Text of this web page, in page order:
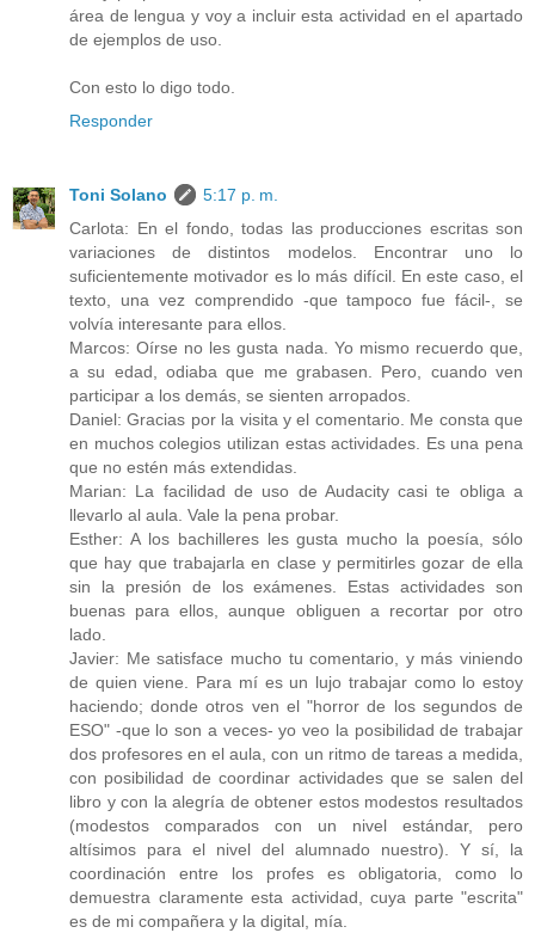
área de lengua y voy a incluir esta actividad en el apartado
de ejemplos de uso.
Con esto lo digo todo.
Responder
Toni Solano
5:17 p. m.
Carlota: En el fondo, todas las producciones escritas son
variaciones de distintos modelos. Encontrar uno lo
suficientemente motivador es lo más difícil. En este caso, el
texto, una vez comprendido -que tampoco fue fácil-, se
volvía interesante para ellos.
Marcos: Oírse no les gusta nada. Yo mismo recuerdo que,
a su edad, odiaba que me grabasen. Pero, cuando ven
participar a los demás, se sienten arropados.
Daniel: Gracias por la visita y el comentario. Me consta que
en muchos colegios utilizan estas actividades. Es una pena
que no estén más extendidas.
Marian: La facilidad de uso de Audacity casi te obliga a
llevarlo al aula. Vale la pena probar.
Esther: A los bachilleres les gusta mucho la poesía, sólo
que hay que trabajarla en clase y permitirles gozar de ella
sin la presión de los exámenes. Estas actividades son
buenas para ellos, aunque obliguen a recortar por otro
lado.
Javier: Me satisface mucho tu comentario, y más viniendo
de quien viene. Para mí es un lujo trabajar como lo estoy
haciendo; donde otros ven el "horror de los segundos de
ESO" -que lo son a veces- yo veo la posibilidad de trabajar
dos profesores en el aula, con un ritmo de tareas a medida,
con posibilidad de coordinar actividades que se salen del
libro y con la alegría de obtener estos modestos resultados
(modestos comparados con un nivel estándar, pero
altísimos para el nivel del alumnado nuestro). Y sí, la
coordinación entre los profes es obligatoria, como lo
demuestra claramente esta actividad, cuya parte "escrita"
es de mi compañera y la digital, mía.